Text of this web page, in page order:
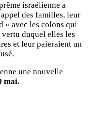
israélienne a
des familles, leur
» avec les colons qui
duquel elles les
et leur paieraient un
une nouvelle
mai.